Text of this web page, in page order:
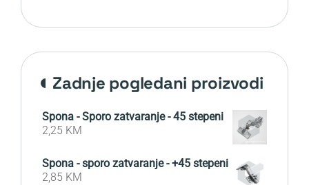
zadnje pogledani proizvodi
Spona - Sporo zatvaranje - 45 stepeni
2,25 KM
Spona - sporo zatvaranje - +45 stepeni
2,85 KM